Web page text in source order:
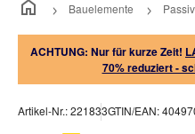
Bauelemente
ACHTUNG: Nur für kurze Zeit!
70% reduziert -
Artikel-Nr.:221833GTIN/EAN: